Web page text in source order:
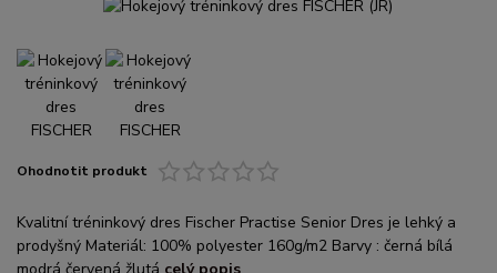
Ohodnotit produkt
Kvalitní tréninkový dres Fischer Practise Senior Dres je lehký a
prodyšný Materiál: 100% polyester 160g/m2 Barvy : černá bílá